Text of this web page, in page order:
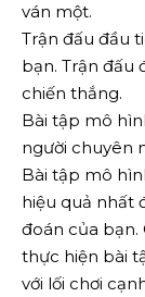
ván một.
Trận đấu đầu
bạn. Trận đấu
chiến thắng.
Bài tập mô
người chuyên
Bài tập mô
hiệu quả nhất
đoán của bạn.
thực hiện bài
với lối chơi